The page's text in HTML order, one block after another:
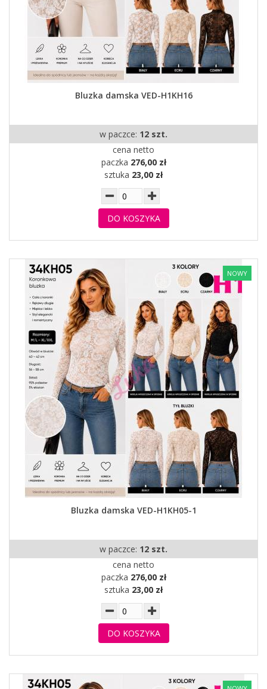
Bluzka damska VED-H1KH16
w paczce: 12 szt.
cena netto
paczka 276,00 zł
sztuka 23,00 zł
DO KOSZYKA
NOWY
Bluzka damska VED-H1KH05-1
w paczce: 12 szt.
cena netto
paczka 276,00 zł
sztuka 23,00 zł
DO KOSZYKA